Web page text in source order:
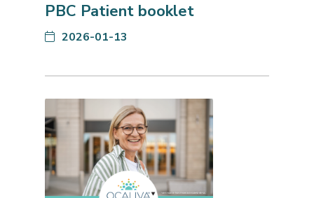
PBC Patient booklet
2026-01-13